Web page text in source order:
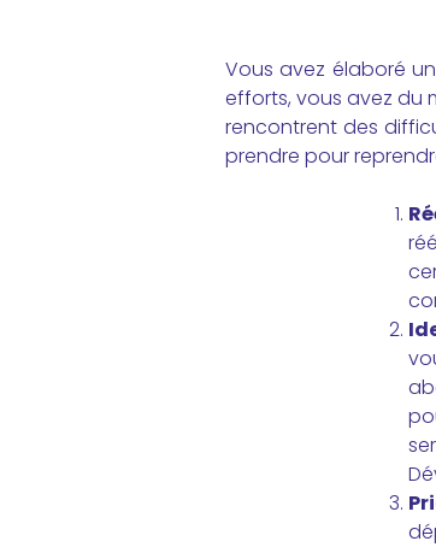
Vous avez élaboré
efforts, vous avez du
rencontrent des
prendre pour